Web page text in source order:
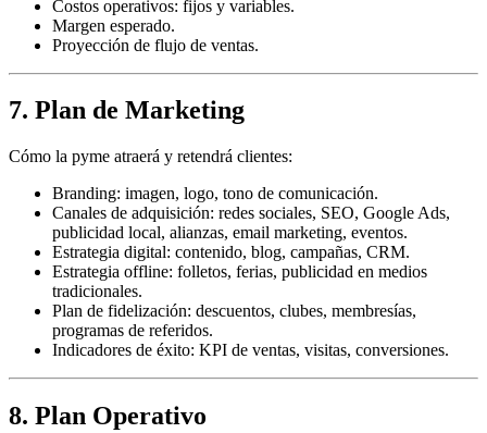
Costos operativos: fijos y variables.
Margen esperado.
Proyección de flujo de ventas.
7. Plan de Marketing
Cómo la pyme atraerá y retendrá clientes:
Branding: imagen, logo, tono de comunicación.
Canales de adquisición: redes sociales, SEO, Google Ads,
publicidad local, alianzas, email marketing, eventos.
Estrategia digital: contenido, blog, campañas, CRM.
Estrategia offline: folletos, ferias, publicidad en medios
tradicionales.
Plan de fidelización: descuentos, clubes, membresías,
programas de referidos.
Indicadores de éxito: KPI de ventas, visitas, conversiones.
8. Plan Operativo